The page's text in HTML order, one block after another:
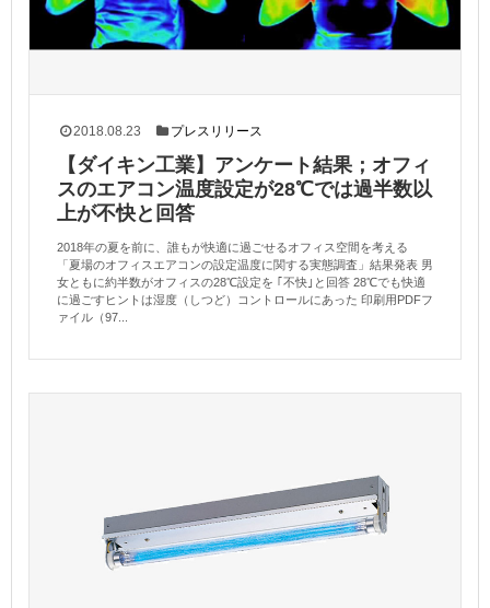
2018.08.23 プレスリリース
【ダイキン工業】アンケート結果；オフィ
スのエアコン温度設定が28℃では過半数以
上が不快と回答
2018年の夏を前に、誰もが快適に過ごせるオフィス空間を考える
「夏場のオフィスエアコンの設定温度に関する実態調査」結果発表 男
女ともに約半数がオフィスの28℃設定を ｢不快｣と回答 28℃でも快適
に過ごすヒントは湿度（しつど）コントロールにあった 印刷用PDFフ
ァイル（97...